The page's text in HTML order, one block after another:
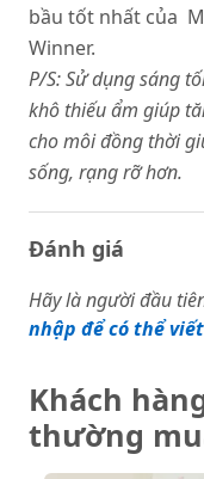
bầu tốt nhất của
Winner.
P/S: Sử dụng sáng
khô thiếu ẩm giúp
cho môi đồng thời
sống, rạng rỡ hơn.
Đánh giá
Hãy là người đầu
nhập để có thể
Khách
thường